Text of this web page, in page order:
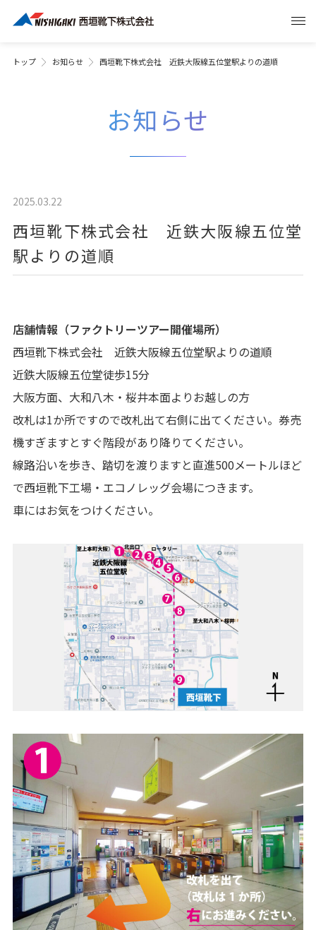
トップ お知らせ 西垣靴下株式会社 近鉄大阪線五位堂駅よりの道順
お知らせ
2025.03.22
西垣靴下株式会社 近鉄大阪線五位堂
駅よりの道順
店舗情報（ファクトリーツアー開催場所）
西垣靴下株式会社 近鉄大阪線五位堂駅よりの道順
近鉄大阪線五位堂徒歩15分
大阪方面、大和八木・桜井本面よりお越しの方
改札は1か所ですので改札出て右側に出てください。券売
機すぎますとすぐ階段があり降りてください。
線路沿いを歩き、踏切を渡りますと直進500メートルほど
で西垣靴下工場・エコノレッグ会場につきます。
車にはお気をつけください。